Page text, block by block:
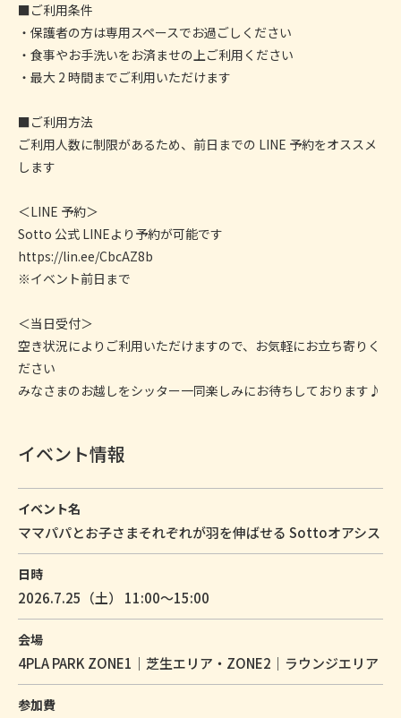
■ご利用条件
・保護者の方は専用スペースでお過ごしください
・食事やお手洗いをお済ませの上ご利用ください
・最大 2 時間までご利用いただけます
■ご利用方法
ご利用人数に制限があるため、前日までの LINE 予約をオススメ
します
＜LINE 予約＞
Sotto 公式 LINEより予約が可能です
https://lin.ee/CbcAZ8b
※イベント前日まで
＜当日受付＞
空き状況によりご利用いただけますので、お気軽にお立ち寄りく
ださい
みなさまのお越しをシッター一同楽しみにお待ちしております♪
イベント情報
イベント名
ママパパとお子さまそれぞれが羽を伸ばせる Sottoオアシス
日時
2026.7.25（土） 11:00〜15:00
会場
4PLA PARK ZONE1｜芝生エリア・ZONE2｜ラウンジエリア
参加費